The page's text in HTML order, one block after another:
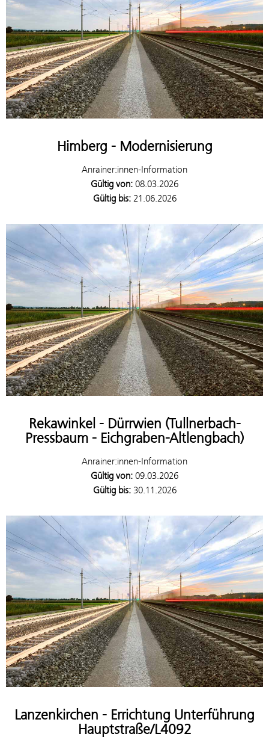
Himberg - Modernisierung
Anrainer:innen-Information
Gültig von: 08.03.2026
Gültig bis:21.06.2026
Rekawinkel - Dürrwien (Tullnerbach-
Pressbaum - Eichgraben-Altlengbach)
Anrainer:innen-Information
Gültig von: 09.03.2026
Gültig bis:30.11.2026
Lanzenkirchen - Errichtung Unterführung
Hauptstraße/L4092